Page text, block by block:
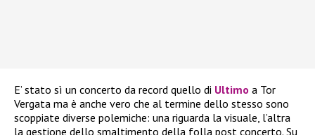
E’ stato sì un concerto da record quello di Ultimo a Tor
Vergata ma è anche vero che al termine dello stesso sono
scoppiate diverse polemiche: una riguarda la visuale, l’altra
la gestione dello smaltimento della folla post concerto. Su